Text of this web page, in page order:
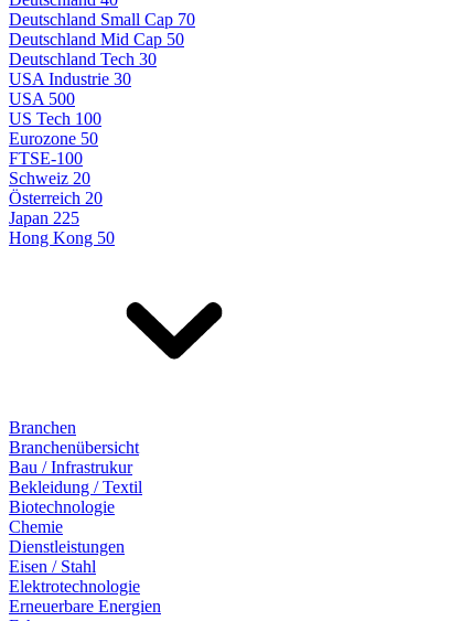
Deutschland Small Cap 70
Deutschland Mid Cap 50
Deutschland Tech 30
USA Industrie 30
USA 500
US Tech 100
Eurozone 50
FTSE-100
Schweiz 20
Österreich 20
Japan 225
Hong Kong 50
Branchen
Branchenübersicht
Bau / Infrastrukur
Bekleidung / Textil
Biotechnologie
Chemie
Dienstleistungen
Eisen / Stahl
Elektrotechnologie
Erneuerbare Energien